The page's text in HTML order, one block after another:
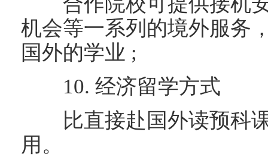
机会等一系列的境外服务
国外的学业 ;
10. 经济留学方式
比直接赴国外读预科课
用。